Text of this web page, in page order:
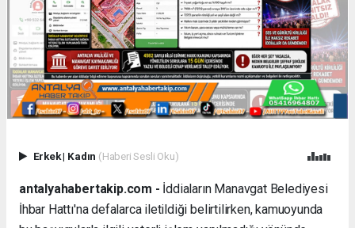
Erkek| Kadın (Haberi Sesli Oku)
antalyahabertakip.com - İddiaların Manavgat Belediyesi
İhbar Hattı'na defalarca iletildiği belirtilirken, kamuoyunda